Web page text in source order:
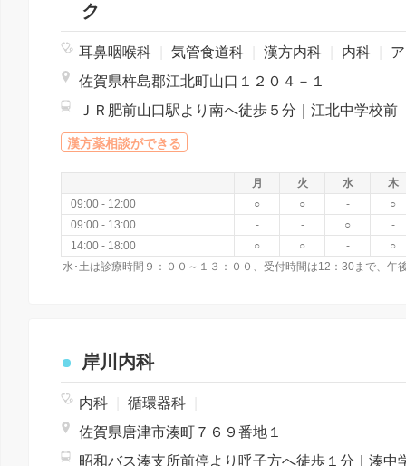
ク
耳鼻咽喉科 気管食道科 漢方内科 内科
アレルギー科
佐賀県杵島郡江北町山口１２０４－１
ＪＲ肥前山口駅より南へ徒歩５分｜江北中学校前
漢方薬相談ができる
月 火 水
木
09:00 - 12:00
○ ○ -
○
09:00 - 13:00
- - ○
-
14:00 - 18:00
○ ○ -
○
水･土は診療時間９：００～１３：００、受付時間は12：30まで、午
岸川内科
内科 循環器科
佐賀県唐津市湊町７６９番地１